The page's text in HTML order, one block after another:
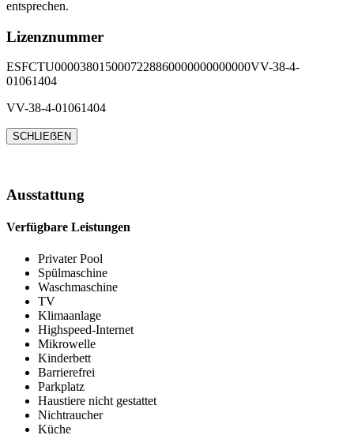
entsprechen.
Lizenznummer
ESFCTU0000380150007228860000000000000VV-38-4-
01061404
VV-38-4-01061404
SCHLIEẞEN
Ausstattung
Verfügbare Leistungen
Privater Pool
Spülmaschine
Waschmaschine
TV
Klimaanlage
Highspeed-Internet
Mikrowelle
Kinderbett
Barrierefrei
Parkplatz
Haustiere nicht gestattet
Nichtraucher
Küche